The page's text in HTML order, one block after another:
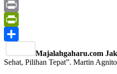
Mail
Email
Print
PrintFriendly
Share
Majalahgaharu.com
Sehat, Pilihan Tepat”. Martin